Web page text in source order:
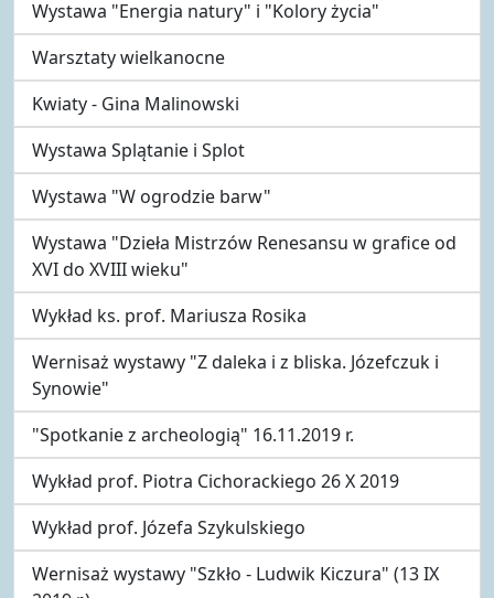
Wystawa "Energia natury" i "Kolory życia"
Warsztaty wielkanocne
Kwiaty - Gina Malinowski
Wystawa Splątanie i Splot
Wystawa "W ogrodzie barw"
Wystawa "Dzieła Mistrzów Renesansu w grafice od
XVI do XVIII wieku"
Wykład ks. prof. Mariusza Rosika
Wernisaż wystawy "Z daleka i z bliska. Józefczuk i
Synowie"
"Spotkanie z archeologią" 16.11.2019 r.
Wykład prof. Piotra Cichorackiego 26 X 2019
Wykład prof. Józefa Szykulskiego
Wernisaż wystawy "Szkło - Ludwik Kiczura" (13 IX